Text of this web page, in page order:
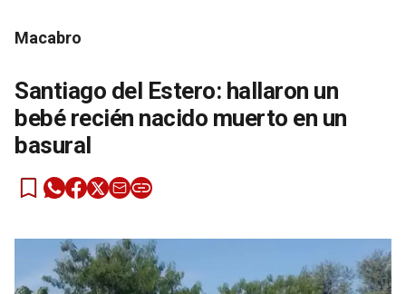
Macabro
Santiago del Estero: hallaron un
bebé recién nacido muerto en un
basural